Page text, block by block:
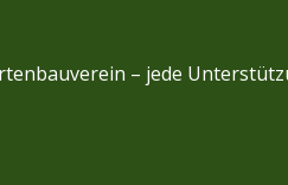
– jede